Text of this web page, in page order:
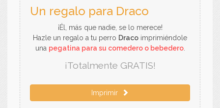
Un regalo para Draco
¡Él, más que nadie, se lo merece!
Hazle un regalo a tu perro Draco imprimiéndole
una pegatina para su comedero o bebedero.
¡Totalmente GRATIS!
Imprimir